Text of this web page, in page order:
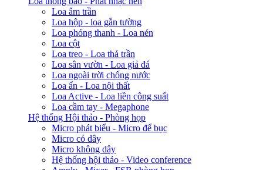
Loa âm trần
Loa hộp - loa gắn tường
Loa phóng thanh - Loa nén
Loa cột
Loa treo - Loa thả trần
Loa sân vườn - Loa giả đá
Loa ngoài trời chống nước
Loa ẩn - Loa nội thất
Loa Active - Loa liền công suất
Loa cầm tay - Megaphone
Hệ thống Hội thảo - Phòng họp
Micro phát biểu - Micro để bục
Micro có dây
Micro không dây
Hệ thống hội thảo - Video conference